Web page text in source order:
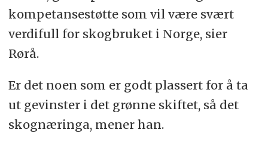
kompetansestøtte som vil være svært
verdifull for skogbruket i Norge, sier
Rørå.
Er det noen som er godt plassert for å ta
ut gevinster i det grønne skiftet, så det
skognæringa, mener han.